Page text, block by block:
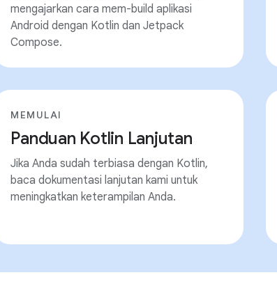
mengajarkan cara mem-build aplikasi
Android dengan Kotlin dan Jetpack
Compose.
MEMULAI
Panduan Kotlin Lanjutan
Jika Anda sudah terbiasa dengan Kotlin,
baca dokumentasi lanjutan kami untuk
meningkatkan keterampilan Anda.